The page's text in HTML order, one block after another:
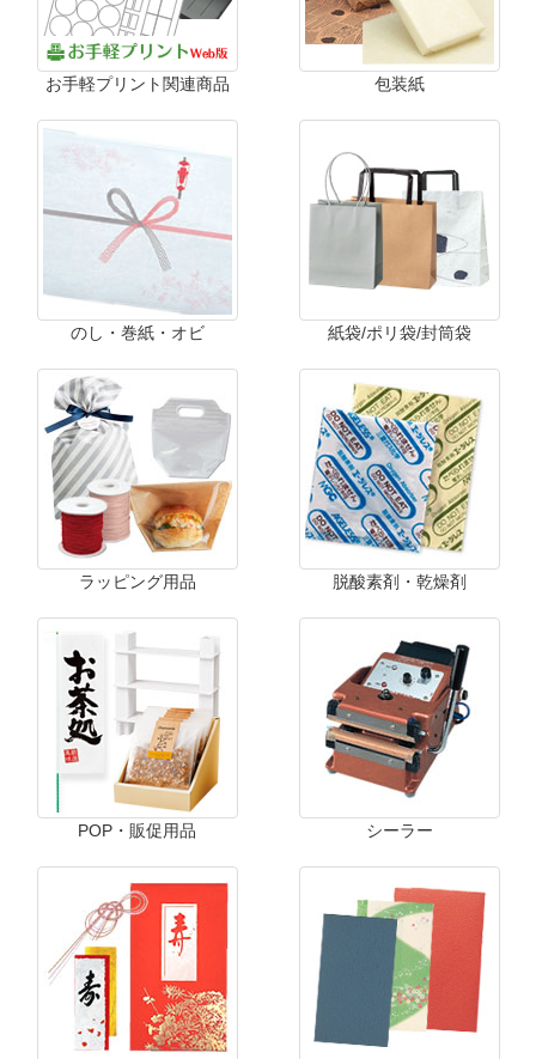
お手軽プリント関連商品 包装紙
のし・巻紙・オビ 紙袋/ポリ袋/封筒袋
ラッピング用品 脱酸素剤・乾燥剤
POP・販促用品 シーラー